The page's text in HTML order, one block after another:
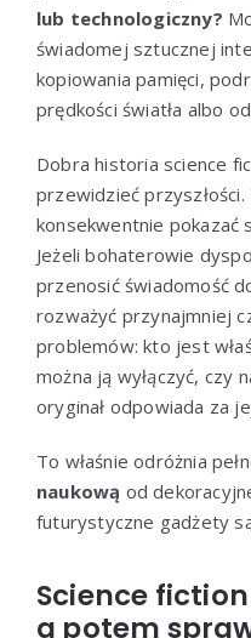
lub technologiczny?
świadomej sztucznej
kopiowania pamięci,
prędkości światła albo
Dobra historia science
przewidzieć
konsekwentnie pokazać
Jeżeli bohaterowie
przenosić świadomość
rozważyć przynajmniej
problemów: kto jest
można ją wyłączyć, czy
oryginał odpowiada za
To właśnie odróżnia
naukową od
futurystyczne gadżety
Science
a potem